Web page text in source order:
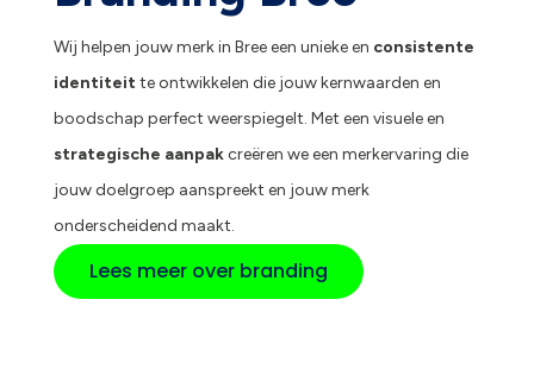
Wij helpen jouw merk in Bree een unieke en consistente
identiteitte ontwikkelen die jouw kernwaarden en
boodschap perfect weerspiegelt. Met een visuele en
strategische aanpakcreëren we een merkervaring die
jouw doelgroep aanspreekt en jouw merk
onderscheidend maakt.
Lees meer over branding